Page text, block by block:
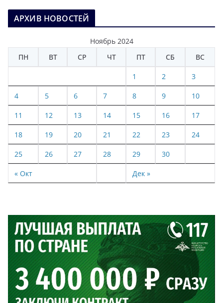
АРХИВ НОВОСТЕЙ
Ноябрь 2024
ПН
ВТ СР ЧТ ПТ СБ ВС
« Окт Дек »
1 2 3
4 5 6 7 8 9 10
11 12 13 14 15 16 17
18 19 20 21 22 23 24
25 26 27 28 29 30